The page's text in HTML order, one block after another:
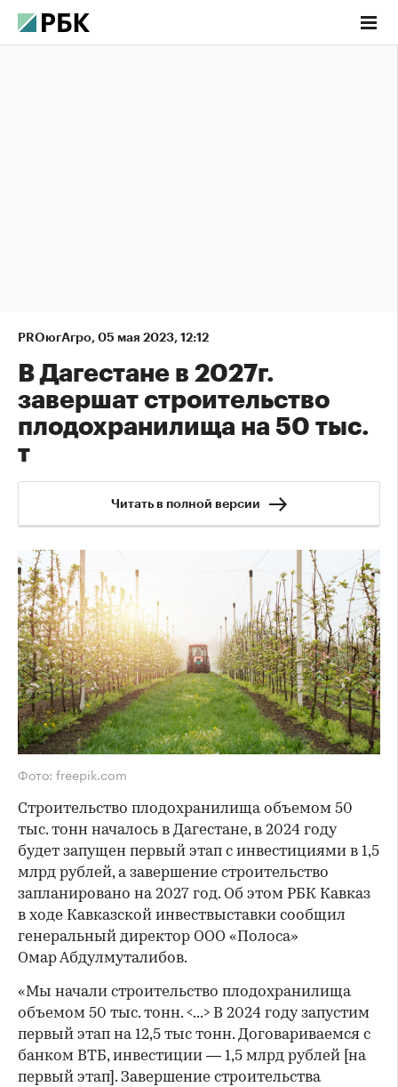
PROюгАгро, 05 мая 2023, 12:12
В Дагестане в 2027г.
завершат строительство
плодохранилища на 50 тыс.
т
Читать в полной версии
Фото: freepik.com
Строительство плодохранилища объемом 50
тыс. тонн началось в Дагестане, в 2024 году
будет запущен первый этап с инвестициями в 1,5
млрд рублей, а завершение строительство
запланировано на 2027 год. Об этом РБК Кавказ
в ходе Кавказской инвествыставки сообщил
генеральный директор ООО «Полоса»
Омар Абдулмуталибов.
«Мы начали строительство плодохранилища
объемом 50 тыс. тонн. <...> В 2024 году запустим
первый этап на 12,5 тыс тонн. Договариваемся с
банком ВТБ, инвестиции — 1,5 млрд рублей [на
первый этап]. Завершение строительства